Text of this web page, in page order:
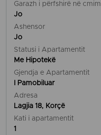
Garazh i përfshirë në cmim
Jo
Ashensor
Jo
Statusi i Apartamentit
Me Hipotekë
Gjendja e Apartamentit
I Pamobiluar
Adresa
Lagjia 18, Korçë
Kati i apartamentit
1